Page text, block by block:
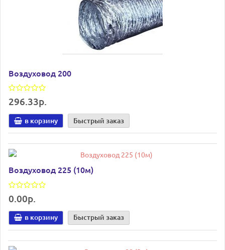
Воздуховод 200
296.33р.
в корзину Быстрый заказ
Воздуховод 225 (10м)
0.00р.
в корзину Быстрый заказ